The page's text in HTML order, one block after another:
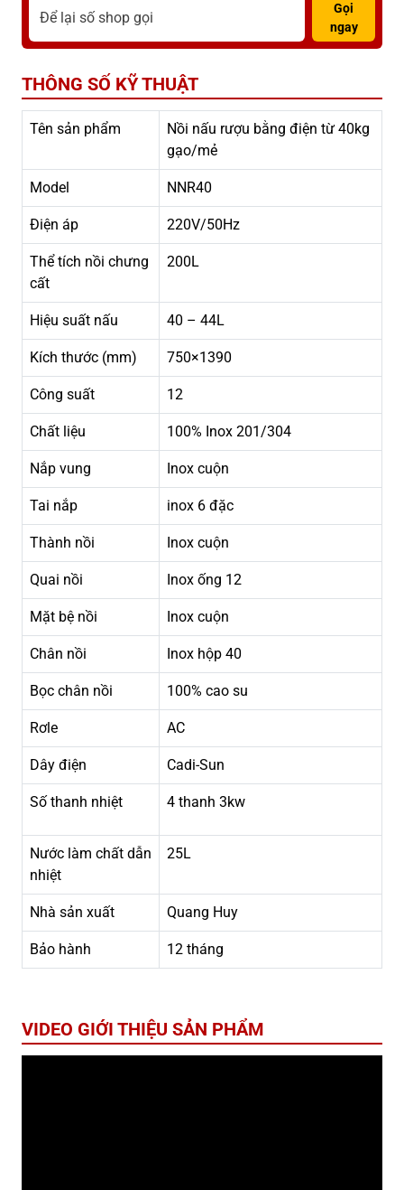
Gọi
ngay
THÔNG SỐ KỸ THUẬT
Tên sản phẩm
Nồi nấu rượu bằng điện từ 40kg
gạo/mẻ
Model NNR40
Điện áp 220V/50Hz
Thể tích nồi chưng
cất
200L
Hiệu suất nấu 40 – 44L
Kích thước (mm) 750×1390
Công suất 12
Chất liệu 100% Inox 201/304
Nắp vung Inox cuộn
Tai nắp inox 6 đặc
Thành nồi Inox cuộn
Quai nồi Inox ống 12
Mặt bệ nồi Inox cuộn
Chân nồi Inox hộp 40
Bọc chân nồi 100% cao su
Rơle AC
Dây điện Cadi-Sun
Số thanh nhiệt 4 thanh 3kw
Nước làm chất dẫn
nhiệt
25L
Nhà sản xuất Quang Huy
Bảo hành 12 tháng
VIDEO GIỚI THIỆU SẢN PHẨM